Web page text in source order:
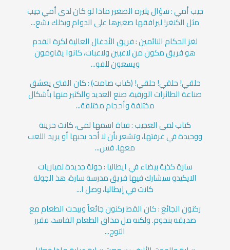
جيب أمي : سؤال يثيره الصغير ماذا لو كان لدى أمي جيب
مثل الكنغر! ليرافقها صغيرها على الدوام وبذلك يشع...
لغز الحكام النائمين : فريق الأدغال العالية لكرة القدم
هو فريق مكون من لاعبين ولاعبات، كانوا يقاومون
ويسعون للفو...
حلقي! حلقي! حلقي! (كتاب صامت) : كان الفتى يعشق
صناعة الطائرات الورقية، صنع العديد والكثير منها بأشكال
مختلفة وأحجام مختلفة...
كتاب لمى العجيب : فتاة اسمها لمى، كانت حزينة
ووحيدة في غرفتها، وتشعر بأن لا أحد يحبها أو يريد اللعب
معها. فس...
سارة كذبة بيضاء في ايطاليا : جولة جديدة لمباريات
الايكيدو سيشارك فيها فريق مدرسة سارة، هذ الجولة
كانت في إيطاليا، وصل ا...
ركنون الجائع : كان القط ركنون جائعاً ويبحث الطعام مع
صديقه بنجوم. ولكنه مل مذاق الطعام الفاسد، فقرر
التوج...